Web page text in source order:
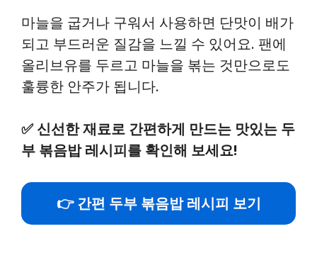
마늘을 굽거나 구워서 사용하면 단맛이 배가
되고 부드러운 질감을 느낄 수 있어요. 팬에
올리브유를 두르고 마늘을 볶는 것만으로도
훌륭한 안주가 됩니다.
✅ 신선한 재료로 간편하게 만드는 맛있는 두
부 볶음밥 레시피를 확인해 보세요!
👉 간편 두부 볶음밥 레시피 보기